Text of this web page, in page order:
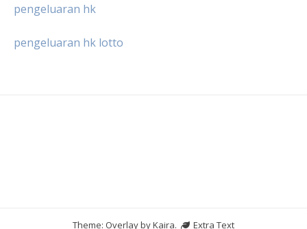
pengeluaran hk
pengeluaran hk lotto
Theme: Overlay byKaira. Extra Text